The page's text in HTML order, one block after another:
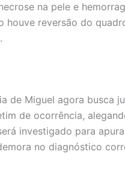
na pele e
houve reversão do
de Miguel agora busca
de ocorrência,
investigado para
no diagnóstico